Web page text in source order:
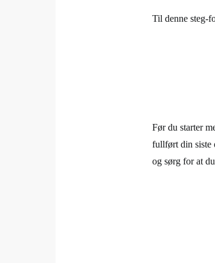
Til denne steg-
Før du starter
fullført din siste
og sørg for at